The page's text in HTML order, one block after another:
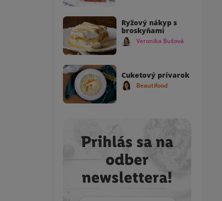
Ryžový nákyp s
broskyňami
Veronika Bušová
Cuketový prívarok
Beautifood
Prihlás sa na
odber
newslettera!